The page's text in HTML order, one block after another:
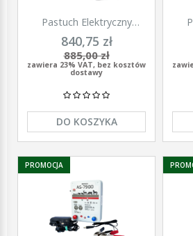
Pastuch Elektryczny
Elektryzator uniwersalny
Pomelac AS-4900 4,9Jula
840,75 zł
885,00 zł
zawiera 23% VAT, bez kosztów
dostawy
DO KOSZYKA
PROMOCJA